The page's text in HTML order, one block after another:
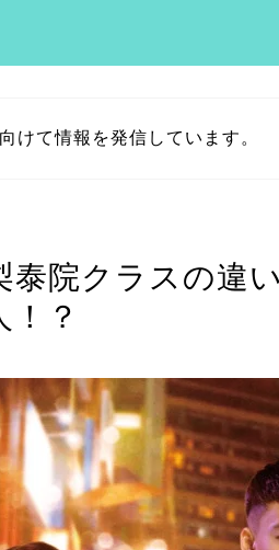
けて情報を発信しています。
泰院クラスの違
！？